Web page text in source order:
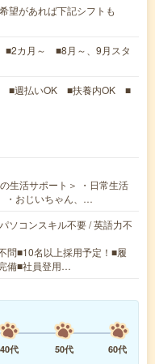
望があれば下記シフトも
■2カ月～ ■8月～、9月スタ
■週払いOK ■扶養内OK ■
生活サポート＞ ・日常生活
・おじいちゃん、…
ソコンスキル不要 / 英語力不
問■10名以上採用予定！■履
備■社員登用…
40代 50代
60代